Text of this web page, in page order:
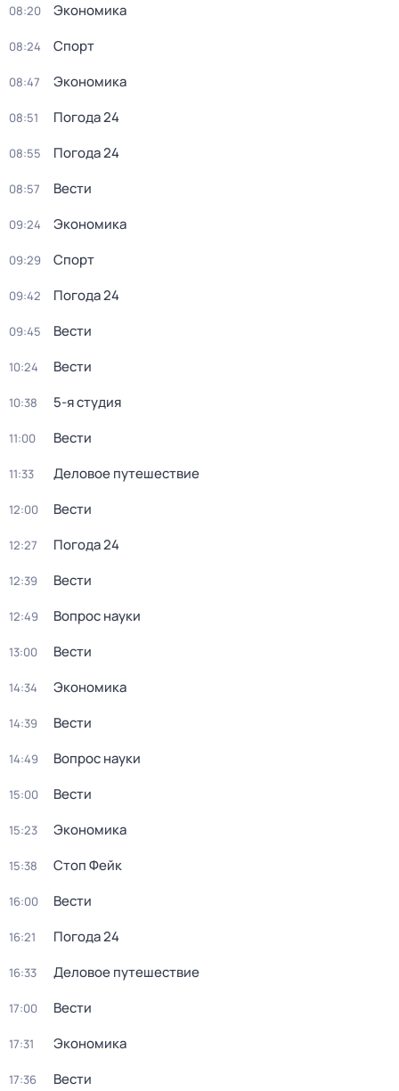
08:20 Экономика
08:24 Спорт
08:47 Экономика
08:51 Погода 24
08:55 Погода 24
08:57 Вести
09:24 Экономика
09:29 Спорт
09:42 Погода 24
09:45 Вести
10:24 Вести
10:38 5-я студия
11:00 Вести
11:33 Деловое путешествие
12:00 Вести
12:27 Погода 24
12:39 Вести
12:49 Вопрос науки
13:00 Вести
14:34 Экономика
14:39 Вести
14:49 Вопрос науки
15:00 Вести
15:23 Экономика
15:38 Стоп Фейк
16:00 Вести
16:21 Погода 24
16:33 Деловое путешествие
17:00 Вести
17:31 Экономика
17:36 Вести